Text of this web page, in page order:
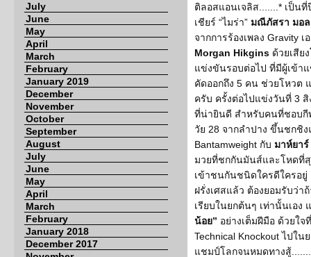
July
June
May
April
March
February
January 2019
December
November
October
September
August
July
June
May
April
March
February
January 2018
December 2017
ติลอสแอนเจลิส.......* เป็น
เชียร์ “ไมร่า” มณีภัสรา มอ
จากการร้องเพลง Gravity
Morgan Hikgins ด้วยเสีย
แข่งขันรอบต่อไป ที่มีผู้เข้า
คัดออกถึง 5 คน ช่วยโหวต
ครับ ครั้งต่อไปแข่งวันที่ 3 สิ
ที่น่ายินดี สำหรับคนที่ชอบ
วัย 28 จากลำปาง ขึ้นชกชิ
Bantamweight กับ มาห์ยา
มวยที่ชกกันมันส์และโหดที่
เข้าชนกันชนิดใครดีใครอยู่
ฝรั่งเศสแล้ว ต้องยอมรับว่า
เรียบในยกต้นๆ เท่านั้นเอ
น้อย” อย่างเต็มฝีมือ ด้วยใ
Technical Knockout ไปใ
แชมป์โลกจนหมดทางสู้